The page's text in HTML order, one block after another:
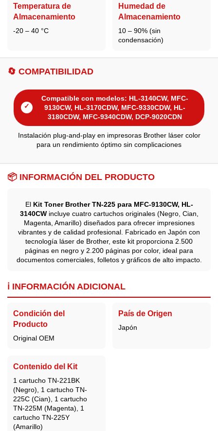
Temperatura de
Almacenamiento
-20 – 40 °C
Humedad de
Almacenamiento
10 – 90% (sin
condensación)
🔄 COMPATIBILIDAD
✓
Compatible con modelos: HL-3140CW, MFC-
9130CW, HL-3170CDW, MFC-9330CDW, HL-
3180CDW, MFC-9340CDW, DCP-9020CDN
Instalación plug-and-play en impresoras Brother láser color
para un rendimiento óptimo sin complicaciones
📦 INFORMACIÓN DEL PRODUCTO
El Kit Toner Brother TN-225 para MFC-9130CW, HL-
3140CWincluye cuatro cartuchos originales (Negro, Cian,
Magenta, Amarillo) diseñados para ofrecer impresiones
vibrantes y de calidad profesional. Fabricado en Japón con
tecnología láser de Brother, este kit proporciona 2.500
páginas en negro y 2.200 páginas por color, ideal para
documentos comerciales, folletos y gráficos de alto impacto.
ℹ️ INFORMACIÓN ADICIONAL
Condición del
Producto
Original OEM
País de Origen
Japón
Contenido del Kit
1 cartucho TN-221BK
(Negro), 1 cartucho TN-
225C (Cian), 1 cartucho
TN-225M (Magenta), 1
cartucho TN-225Y
(Amarillo)